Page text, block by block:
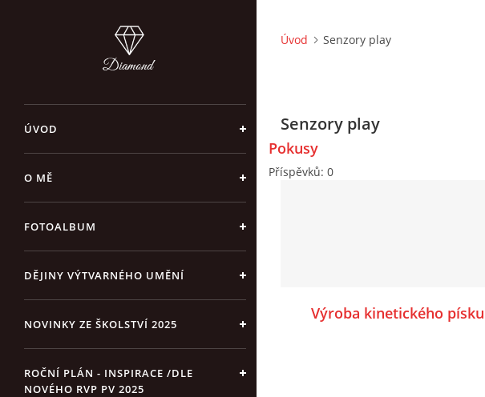
ÚVOD
O MĚ
FOTOALBUM
DĚJINY VÝTVARNÉHO UMĚNÍ
NOVINKY ZE ŠKOLSTVÍ 2025
ROČNÍ PLÁN - INSPIRACE /DLE
NOVÉHO RVP PV 2025
Úvod Senzory play
Senzory play
Pokusy
Příspěvků: 0
Výroba kinetického písku